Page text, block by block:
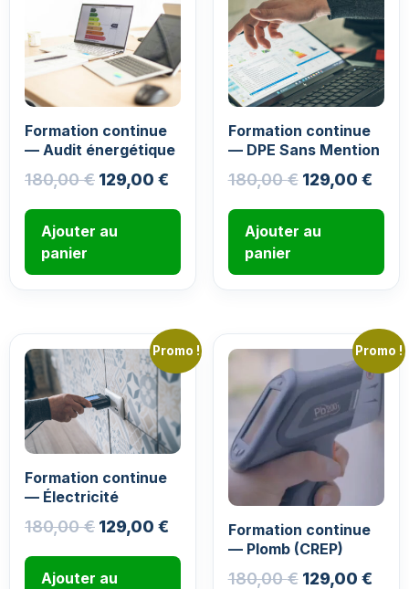
Formation continue
— Audit énergétique
180,00€ 129,00 €
Ajouter au
panier
Formation continue
— DPE Sans Mention
180,00€ 129,00 €
Ajouter au
panier
Promo !
Formation continue
— Électricité
180,00€ 129,00 €
Ajouter au
Promo !
Formation continue
— Plomb (CREP)
180,00€ 129,00 €